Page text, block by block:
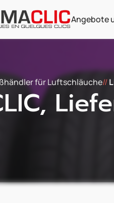
Angebote
für Luftschläuche//